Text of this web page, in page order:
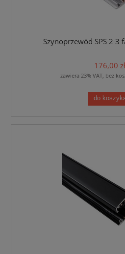
Szynoprzewód SPS 2 3
176,00 zł
zawiera 23% VAT, bez
do